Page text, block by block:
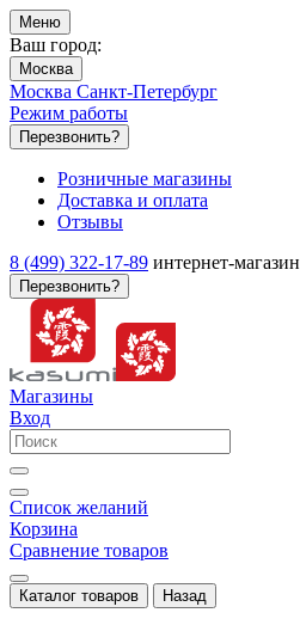
Меню
Ваш город:
Москва
Москва Санкт-Петербург
Режим работы
Перезвонить?
Розничные магазины
Доставка и оплата
Отзывы
8 (499) 322-17-89 интернет-магазин
Перезвонить?
Магазины
Вход
Список желаний
Корзина
Сравнение товаров
Каталог товаров Назад